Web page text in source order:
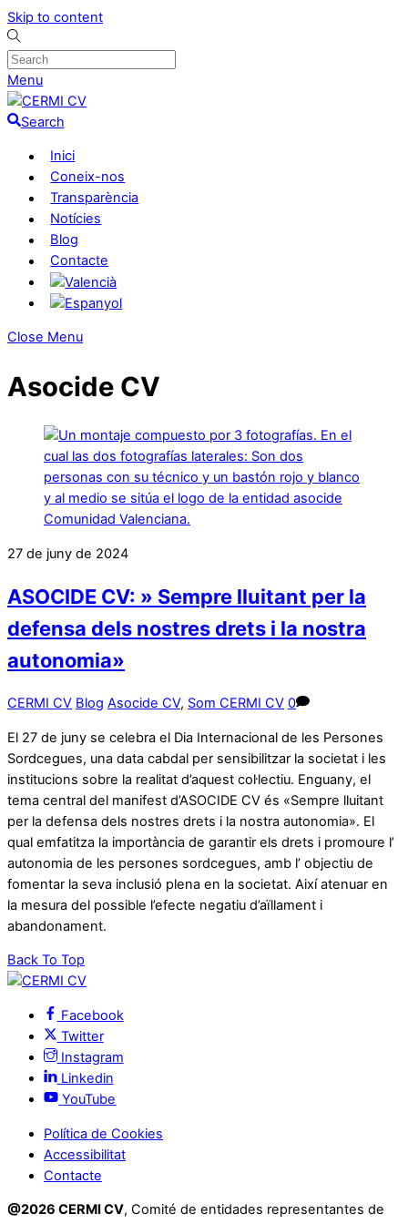
Skip to content
Menu
Search
Inici
Coneix-nos
Transparència
Notícies
Blog
Contacte
Close Menu
Asocide CV
27 de juny de 2024
ASOCIDE CV: » Sempre lluitant per la
defensa dels nostres drets i la nostra
autonomia»
CERMI CV Blog Asocide CV, Som CERMI CV 0
El 27 de juny se celebra el Dia Internacional de les Persones
Sordcegues, una data cabdal per sensibilitzar la societat i les
institucions sobre la realitat d’aquest col·lectiu. Enguany, el
tema central del manifest d’ASOCIDE CV és «Sempre lluitant
per la defensa dels nostres drets i la nostra autonomia». El
qual emfatitza la importància de garantir els drets i promoure l’
autonomia de les persones sordcegues, amb l’ objectiu de
fomentar la seva inclusió plena en la societat. Així atenuar en
la mesura del possible l’efecte negatiu d’aïllament i
abandonament.
Back To Top
Facebook
Twitter
Instagram
Linkedin
YouTube
Política de Cookies
Accessibilitat
Contacte
@2026 CERMI CV, Comité de entidades representantes de